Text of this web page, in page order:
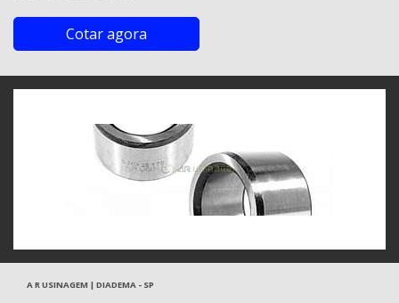
Cotar agora
A R USINAGEM | DIADEMA - SP